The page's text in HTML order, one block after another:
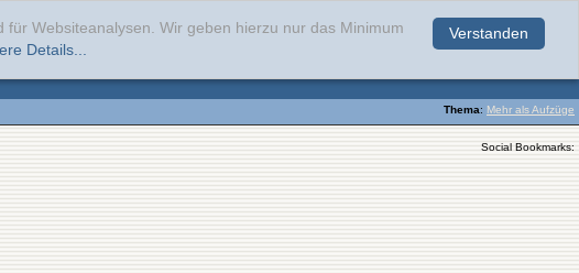
Verstanden
Websiteanalysen. Wir geben hierzu nur das Minimum
Details...
Thema: Mehr als Aufzüge
Social Bookmarks: